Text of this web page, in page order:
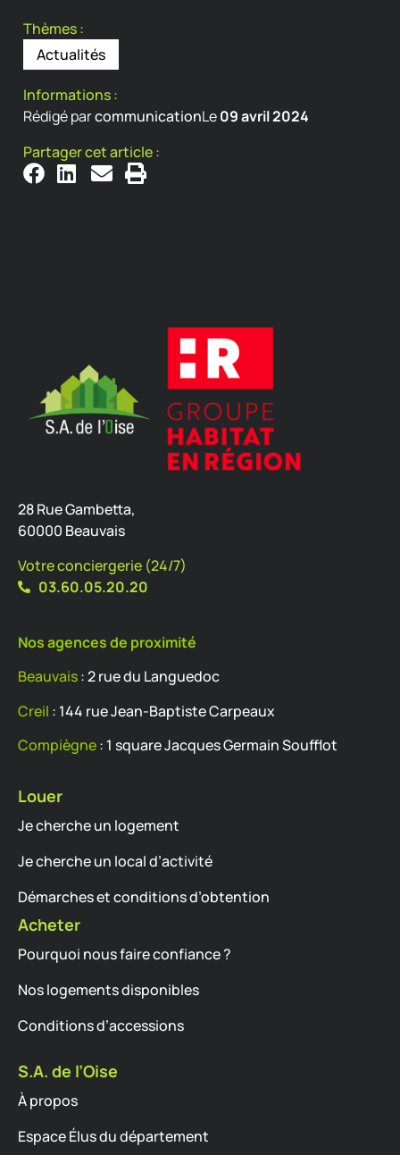
Thèmes :
Actualités
Informations :
Rédigé parcommunicationLe09 avril 2024
Partager cet article :
28 Rue Gambetta,
60000 Beauvais
Votre conciergerie (24/7)
03.60.05.20.20
Nos agences de proximité
Beauvais: 2 rue du Languedoc
Creil : 144 rue Jean-Baptiste Carpeaux
Compiègne: 1 square Jacques Germain Soufflot
Louer
Je cherche un logement
Je cherche un local d’activité
Démarches et conditions d’obtention
Acheter
Pourquoi nous faire confiance ?
Nos logements disponibles
Conditions d’accessions
S.A. de l’Oise
À propos
Espace Élus du département